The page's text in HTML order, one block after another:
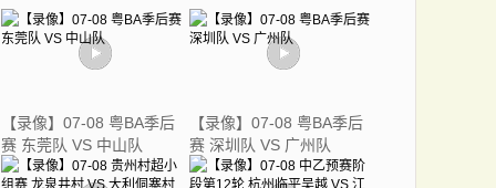
【录像】07-08 粤BA季后
赛 东莞队 VS 中山队
【录像】07-08 粤BA季后
赛 深圳队 VS 广州队